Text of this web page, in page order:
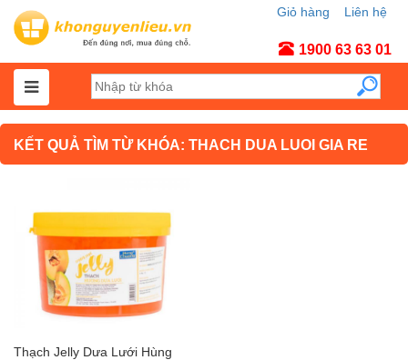
Liên hệ
Giỏ hàng
1900 63 63 01
KẾT QUẢ TÌM TỪ KHÓA: THACH DUA LUOI GIA RE
Thạch Jelly Dưa Lưới Hùng